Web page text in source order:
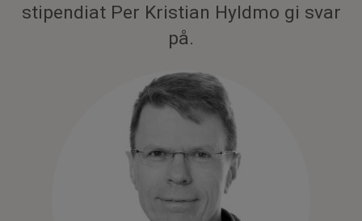
stipendiat Per Kristian Hyldmo gi svar
på.